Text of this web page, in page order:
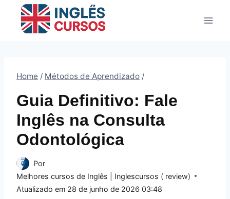
Home / Métodos de Aprendizado /
Guia Definitivo: Fale
Inglês na Consulta
Odontológica
Por
Melhores cursos de Inglês | Inglescursos ( review)
Atualizado em 28 de junho de 2026 03:48